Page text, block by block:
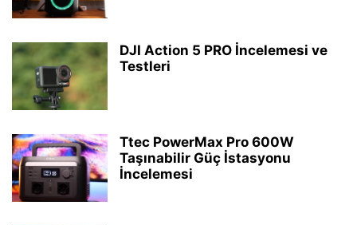
DJI Action 5 PRO İncelemesi ve
Testleri
Ttec PowerMax Pro 600W
Taşınabilir Güç İstasyonu
İncelemesi